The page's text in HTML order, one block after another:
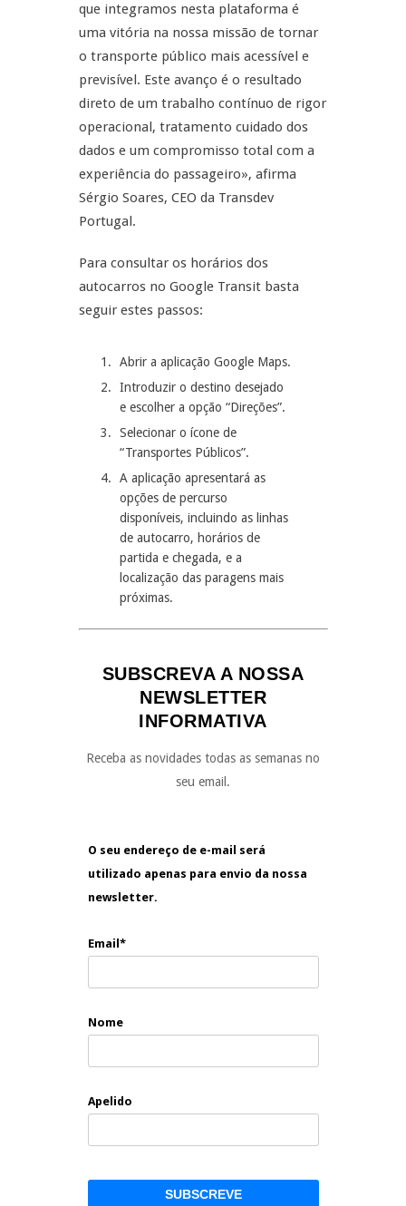
que integramos nesta plataforma é
uma vitória na nossa missão de tornar
o transporte público mais acessível e
previsível. Este avanço é o resultado
direto de um trabalho contínuo de rigor
operacional, tratamento cuidado dos
dados e um compromisso total com a
experiência do passageiro», afirma
Sérgio Soares, CEO da Transdev
Portugal.
Para consultar os horários dos
autocarros no Google Transit basta
seguir estes passos:
Abrir a aplicação Google Maps.
Introduzir o destino desejado
e escolher a opção “Direções”.
Selecionar o ícone de
“Transportes Públicos”.
A aplicação apresentará as
opções de percurso
disponíveis, incluindo as linhas
de autocarro, horários de
partida e chegada, e a
localização das paragens mais
próximas.
SUBSCREVA A NOSSA
NEWSLETTER
INFORMATIVA
Receba as novidades todas as semanas no
seu email.
O seu endereço de e-mail será
utilizado apenas para envio da nossa
newsletter.
Email*
Nome
Apelido